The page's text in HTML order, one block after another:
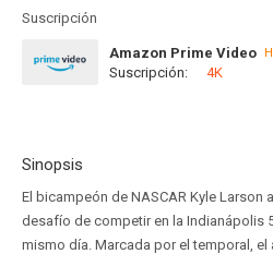
Suscripción
Amazon Prime Video
Suscripción: 4K
Sinopsis
El bicampeón de NASCAR Kyle Larson
desafío de competir en la Indianápolis
mismo día. Marcada por el temporal,